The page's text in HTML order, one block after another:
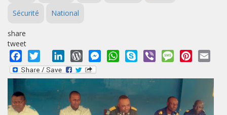
Sécurité National
share
tweet
Facebook
Twitter LinkedInWordPressMessengerWhatsApp
Skype Viber MessagePinterest